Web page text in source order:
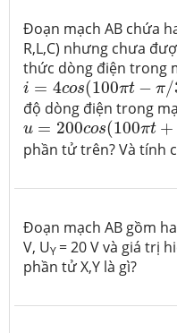
Đoạn mạch AB chứa
R,L,C) nhưng chưa
thức dòng điện trong
i = 4cos(100πt − π/
i=4cos(100πt−π/3)(
độ dòng điện trong
u = 200cos(100πt +
u= 200cos(100πt+π/
phần tử trên? Và tính
Đoạn mạch AB gồm
V, UY = 20 V và giá trị
phần tử X,Y là gì?